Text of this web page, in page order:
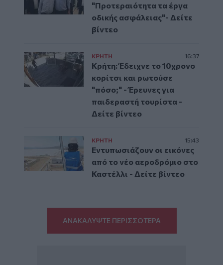
"Προτεραιότητα τα έργα
οδικής ασφάλειας"- Δείτε
βίντεο
ΚΡΗΤΗ 16:37
Κρήτη: Έδειχνε το 10χρονο
κορίτσι και ρωτούσε
"πόσο;" - Έρευνες για
παιδεραστή τουρίστα -
Δείτε βίντεο
ΚΡΗΤΗ 15:43
Εντυπωσιάζουν οι εικόνες
από το νέο αεροδρόμιο στο
Καστέλλι - Δείτε βίντεο
ΑΝΑΚΑΛΥΨΤΕ ΠΕΡΙΣΣΟΤΕΡΑ